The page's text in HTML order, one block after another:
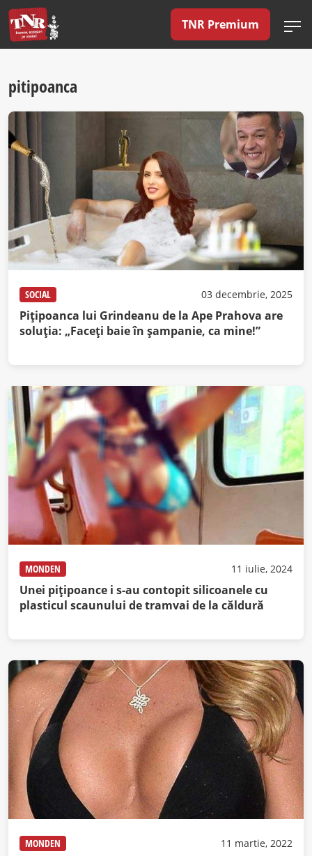
TNR Premium
pitipoanca
SOCIAL 03 decembrie, 2025
Pițipoanca lui Grindeanu de la Ape Prahova are
soluția: „Faceți baie în șampanie, ca mine!”
MONDEN 11 iulie, 2024
Unei pițipoance i s-au contopit silicoanele cu
plasticul scaunului de tramvai de la căldură
MONDEN 11 martie, 2022